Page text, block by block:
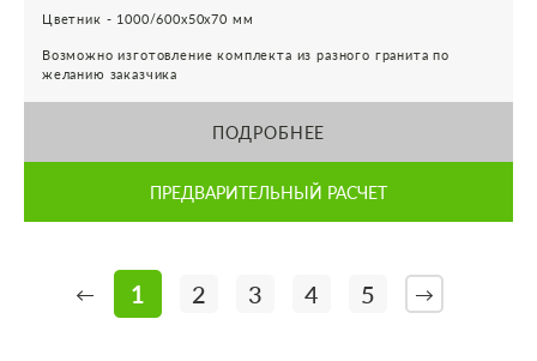
Цветник - 1000/600х50х70 мм
Возможно изготовление комплекта из разного гранита по
желанию заказчика
ПОДРОБНЕЕ
ПРЕДВАРИТЕЛЬНЫЙ РАСЧЕТ
← 1 2 3 4 5 →